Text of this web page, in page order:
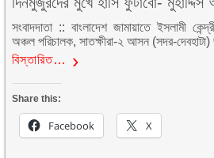
সংবাদদাতা :: বাংলাদেশ জামায়াতে ইসলামী
অঞ্চল পরিচালক, সাতক্ষীরা-২ আসন (সদর-দেবহাটা)
বিস্তারিত…
Share this:
Facebook X